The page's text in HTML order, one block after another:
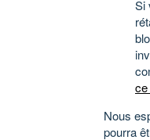
Si
ce
Nous
pourra